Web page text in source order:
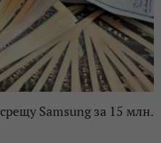
Samsung за 15 млн.